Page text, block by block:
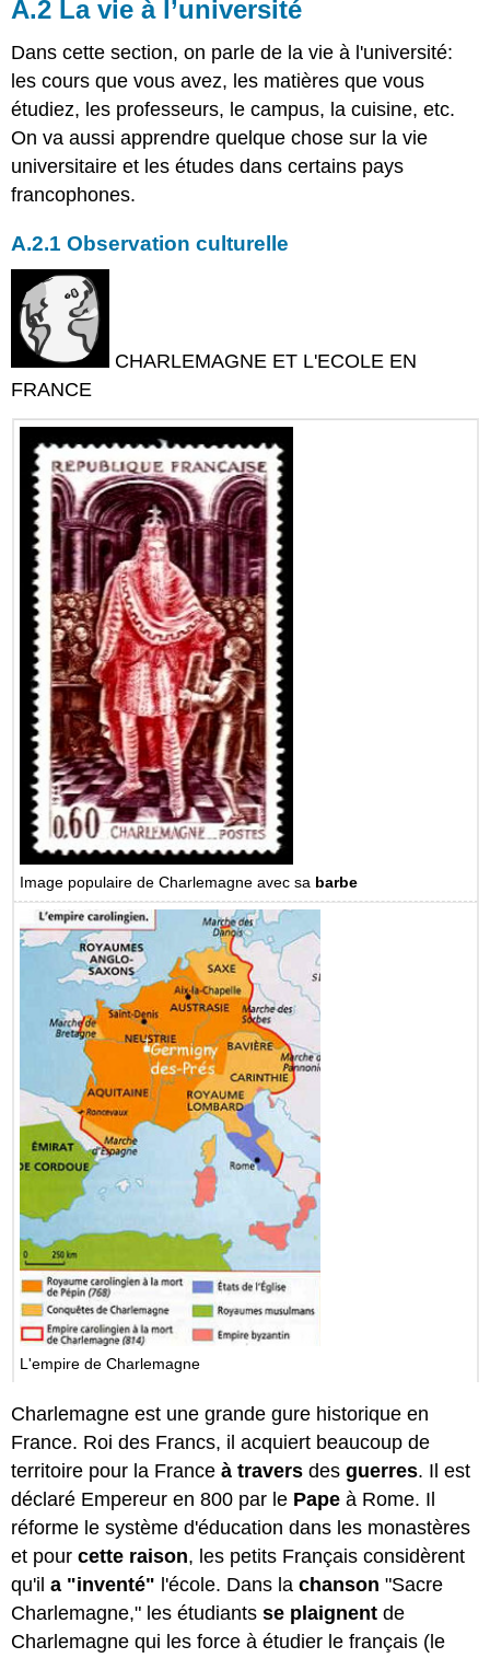
A.2 La vie à l’université
Dans cette section, on parle de la vie à l'université:
les cours que vous avez, les matières que vous
étudiez, les professeurs, le campus, la cuisine, etc.
On va aussi apprendre quelque chose sur la vie
universitaire et les études dans certains pays
francophones.
A.2.1 Observation culturelle
CHARLEMAGNE ET L'ECOLE EN
FRANCE
Image populaire de Charlemagne avec sa barbe
L'empire de Charlemagne
Charlemagne est une grande gure historique en
France. Roi des Francs, il acquiert beaucoup de
territoire pour la Franceà traversdesguerres. Il est
déclaré Empereur en 800 par le Pape à Rome. Il
réforme le système d'éducation dans les monastères
et pourcette raison, les petits Français considèrent
qu'ila "inventé" l'école. Dans lachanson "Sacre
Charlemagne," les étudiantsse plaignentde
Charlemagne qui les force à étudier le français (le